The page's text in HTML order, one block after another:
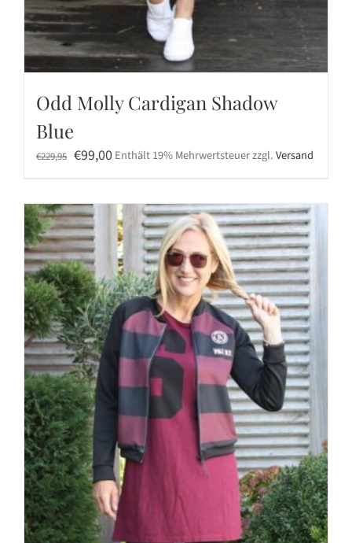
Odd Molly Cardigan Shadow
Blue
€229,95 Ursprünglicher
€229,95
€99,00Aktueller
€99,00.
Enthält 19% Mehrwertsteuerzzgl.Versand